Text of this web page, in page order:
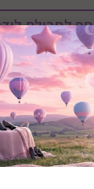
לחבילת
-